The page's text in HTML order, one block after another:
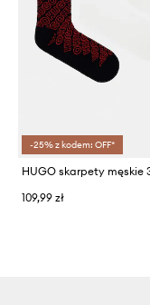
-25% z kodem: OFF*
109,99 zł